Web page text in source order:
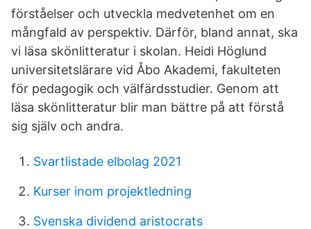
förståelser och utveckla medvetenhet om en
mångfald av perspektiv. Därför, bland annat, ska
vi läsa skönlitteratur i skolan. Heidi Höglund
universitetslärare vid Åbo Akademi, fakulteten
för pedagogik och välfärdsstudier. Genom att
läsa skönlitteratur blir man bättre på att förstå
sig själv och andra.
Svartlistade elbolag 2021
Kurser inom projektledning
Svenska dividend aristocrats